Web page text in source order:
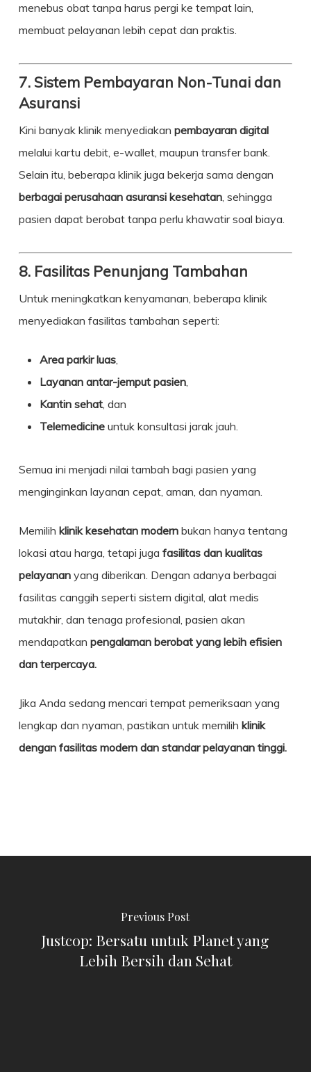
menebus obat tanpa harus pergi ke tempat lain,
membuat pelayanan lebih cepat dan praktis.
7. Sistem Pembayaran Non-Tunai dan
Asuransi
Kini banyak klinik menyediakan pembayaran digital
melalui kartu debit, e-wallet, maupun transfer bank.
Selain itu, beberapa klinik juga bekerja sama dengan
berbagai perusahaan asuransi kesehatan, sehingga
pasien dapat berobat tanpa perlu khawatir soal biaya.
8. Fasilitas Penunjang Tambahan
Untuk meningkatkan kenyamanan, beberapa klinik
menyediakan fasilitas tambahan seperti:
Area parkir luas,
Layanan antar-jemput pasien,
Kantin sehat, dan
Telemedicineuntuk konsultasi jarak jauh.
Semua ini menjadi nilai tambah bagi pasien yang
menginginkan layanan cepat, aman, dan nyaman.
Memilih klinik kesehatan modernbukan hanya tentang
lokasi atau harga, tetapi juga fasilitas dan kualitas
pelayananyang diberikan. Dengan adanya berbagai
fasilitas canggih seperti sistem digital, alat medis
mutakhir, dan tenaga profesional, pasien akan
mendapatkan pengalaman berobat yang lebih efisien
dan terpercaya.
Jika Anda sedang mencari tempat pemeriksaan yang
lengkap dan nyaman, pastikan untuk memilih klinik
dengan fasilitas modern dan standar pelayanan tinggi.
Previous Post
Justcop: Bersatu untuk Planet yang
Lebih Bersih dan Sehat